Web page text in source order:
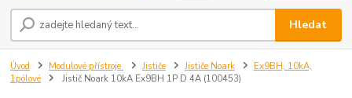
Hledat
Úvod Modulové přístroje Jističe Jističe Noark
Ex9BH, 10kA,
1pólové
Jistič Noark 10kA Ex9BH 1P D 4A (100453)